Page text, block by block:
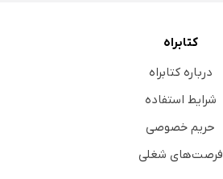
کتابراه
درباره کتابراه
شرایط استفاده
حریم خصوصی
فرصت‌های شغلی